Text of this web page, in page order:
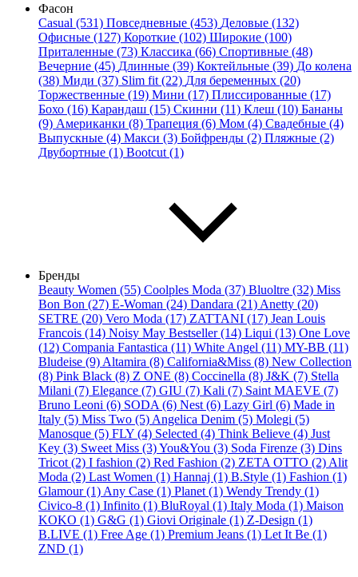
Фасон
Casual (531) Повседневные (453) Деловые (132)
Офисные (127) Короткие (102) Широкие (100)
Приталенные (73) Классика (66) Спортивные (48)
Вечерние (45) Длинные (39) Коктейльные (39) До колена
(38) Миди (37) Slim fit (22) Для беременных (20)
Торжественные (19) Мини (17) Плиссированные (17)
Бохо (16) Карандаш (15) Скинни (11) Клеш (10) Бананы
(9) Американки (8) Трапеция (6) Мом (4) Свадебные (4)
Выпускные (4) Макси (3) Бойфренды (2) Пляжные (2)
Двубортные (1) Bootcut (1)
Бренды
Beauty Women (55) Coolples Moda (37) Bluoltre (32) Miss
Bon Bon (27) E-Woman (24) Dandara (21) Anetty (20)
SETRE (20) Vero Moda (17) ZATTANI (17) Jean Louis
Francois (14) Noisy May Bestseller (14) Liqui (13) One Love
(12) Compania Fantastica (11) White Angel (11) MY-BB (11)
Bludeise (9) Altamira (8) California&Miss (8) New Collection
(8) Pink Black (8) Z ONE (8) Coccinella (8) J&K (7) Stella
Milani (7) Elegance (7) GIU (7) Kali (7) Saint MAEVE (7)
Bruno Leoni (6) SODA (6) Nest (6) Lazy Girl (6) Made in
Italy (5) Miss Two (5) Angelica Denim (5) Molegi (5)
Manosque (5) FLY (4) Selected (4) Think Believe (4) Just
Key (3) Sweet Miss (3)You&You (3) Soda Firenze (3) Dins
Tricot (2) I fashion (2) Red Fashion (2) ZETA OTTO (2) Alit
Moda (2) Last Women (1) Hannaj (1) B.Style (1) Fashion (1)
Glamour (1) Any Case (1) Planet (1) Wendy Trendy (1)
Civico-8 (1) Infinito (1) BluRoyal (1) Italy Moda (1) Maison
KOKO (1) G&G (1) Giovi Originale (1) Z-Design (1)
B.LIVE (1) Free Age (1) Premium Jeans (1) Let It Be (1)
ZND (1)